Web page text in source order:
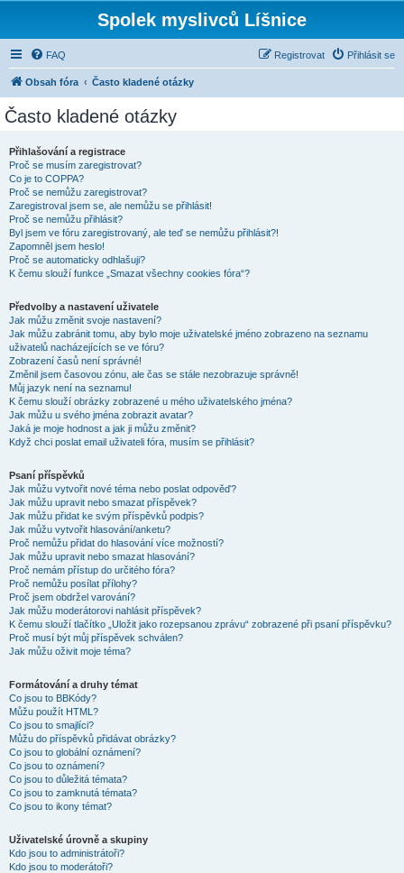
Spolek myslivců Líšnice
FAQ Přihlásit se
Registrovat
Obsah fóra Často kladené otázky
Často kladené otázky
Přihlašování a registrace
Proč se musím zaregistrovat?
Co je to COPPA?
Proč se nemůžu zaregistrovat?
Zaregistroval jsem se, ale nemůžu se přihlásit!
Proč se nemůžu přihlásit?
Byl jsem ve fóru zaregistrovaný, ale teď se nemůžu přihlásit?!
Zapomněl jsem heslo!
Proč se automaticky odhlašuji?
K čemu slouží funkce „Smazat všechny cookies fóra“?
Předvolby a nastavení uživatele
Jak můžu změnit svoje nastavení?
Jak můžu zabránit tomu, aby bylo moje uživatelské jméno zobrazeno na seznamu
uživatelů nacházejících se ve fóru?
Zobrazení časů není správné!
Změnil jsem časovou zónu, ale čas se stále nezobrazuje správně!
Můj jazyk není na seznamu!
K čemu slouží obrázky zobrazené u mého uživatelského jména?
Jak můžu u svého jména zobrazit avatar?
Jaká je moje hodnost a jak ji můžu změnit?
Když chci poslat email uživateli fóra, musím se přihlásit?
Psaní příspěvků
Jak můžu vytvořit nové téma nebo poslat odpověď?
Jak můžu upravit nebo smazat příspěvek?
Jak můžu přidat ke svým příspěvků podpis?
Jak můžu vytvořit hlasování/anketu?
Proč nemůžu přidat do hlasování více možností?
Jak můžu upravit nebo smazat hlasování?
Proč nemám přístup do určitého fóra?
Proč nemůžu posílat přílohy?
Proč jsem obdržel varování?
Jak můžu moderátorovi nahlásit příspěvek?
K čemu slouží tlačítko „Uložit jako rozepsanou zprávu“ zobrazené při psaní příspěvku?
Proč musí být můj příspěvek schválen?
Jak můžu oživit moje téma?
Formátování a druhy témat
Co jsou to BBKódy?
Můžu použít HTML?
Co jsou to smajlíci?
Můžu do příspěvků přidávat obrázky?
Co jsou to globální oznámení?
Co jsou to oznámení?
Co jsou to důležitá témata?
Co jsou to zamknutá témata?
Co jsou to ikony témat?
Uživatelské úrovně a skupiny
Kdo jsou to administrátoři?
Kdo jsou to moderátoři?